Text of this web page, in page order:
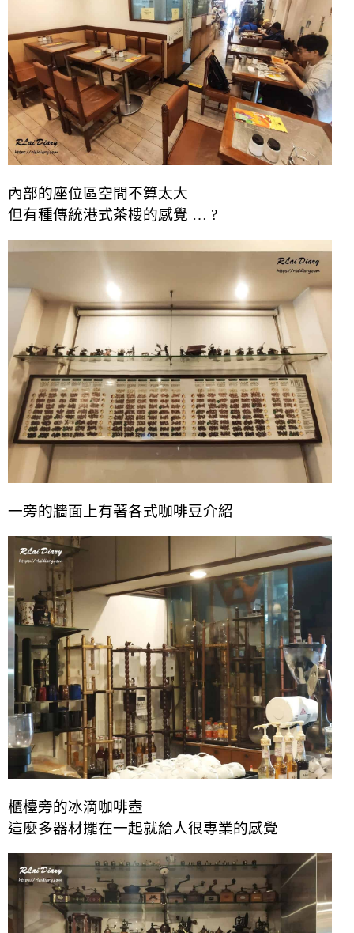
內部的座位區空間不算太大
但有種傳統港式茶樓的感覺 … ?
一旁的牆面上有著各式咖啡豆介紹
櫃檯旁的冰滴咖啡壺
這麼多器材擺在一起就給人很專業的感覺